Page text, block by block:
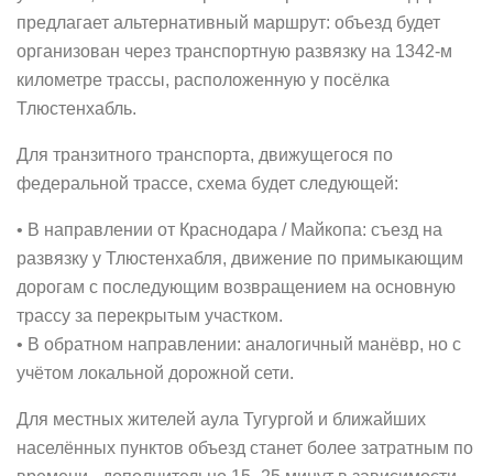
предлагает альтернативный маршрут: объезд будет
организован через транспортную развязку на 1342-м
километре трассы, расположенную у посёлка
Тлюстенхабль.
Для транзитного транспорта, движущегося по
федеральной трассе, схема будет следующей:
• В направлении от Краснодара / Майкопа: съезд на
развязку у Тлюстенхабля, движение по примыкающим
дорогам с последующим возвращением на основную
трассу за перекрытым участком.
• В обратном направлении: аналогичный манёвр, но с
учётом локальной дорожной сети.
Для местных жителей аула Тугургой и ближайших
населённых пунктов объезд станет более затратным по